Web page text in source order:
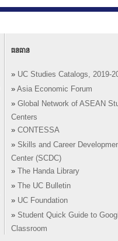
ធនធាន
» UC Studies Catalogs, 2019-
» Asia Economic Forum
» Global Network of ASEAN
Centers
» CONTESSA
» Skills and Career
Center (SCDC)
»
The Handa Library
»
The UC Bulletin
» UC Foundation
» Student Quick Guide to
Classroom